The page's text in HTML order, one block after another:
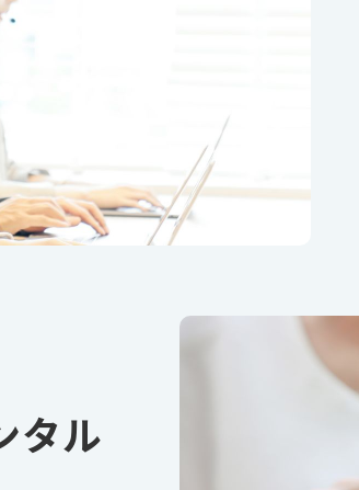
タル